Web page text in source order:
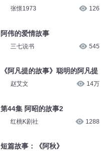
张憬1973 126
阿伟的爱情故事
三七说书 545
《阿凡提的故事》聪明的阿凡提
赵艾文 14万
第44集 阿昭的故事2
红桃K剧社 1288
短篇故事：《阿秋》